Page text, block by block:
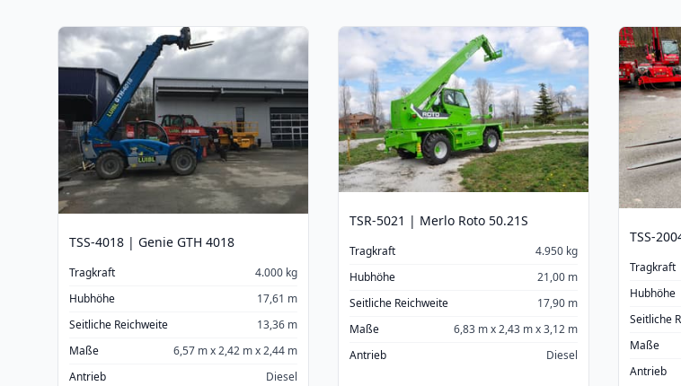
TSS-4018 | Genie GTH 4018
Tragkraft
4.000 kg
Hubhöhe
17,61 m
Seitliche Reichweite
13,36 m
Maße
6,57 m x 2,42 m x 2,44 m
Antrieb
Diesel
TSR-5021 | Merlo Roto 50.21S
Tragkraft
4.950 kg
Hubhöhe
21,00 m
Seitliche Reichweite
17,90 m
Maße
6,83 m x 2,43 m x 3,12 m
Antrieb
Diesel
TSS-
Tragkraft
Hubhöhe
Seitliche
Maße
Antrieb